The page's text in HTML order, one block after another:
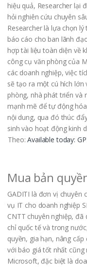
hiệu quả, Researcher lại
hỏi nghiên cứu chuyên
Researcher là lựa chọn
báo cáo cho ban lãnh
hợp tài liệu toàn diện về
công cụ văn phòng của
các doanh nghiệp, việc
sẽ tạo ra một cú hích lớn
phòng, nhà phát triển và
mạnh mẽ để tự động
nội dung, qua đó thúc
sinh vào hoạt động kinh
Theo:Available today:
Mua bản
GADITI là đơn vị chuyên
vụ IT cho doanh nghiệp
CNTT chuyên nghiệp,
chỉ quốc tế và trong
quyền, gia hạn, nâng
với báo giá tốt nhất
Microsoft, đặc biệt là